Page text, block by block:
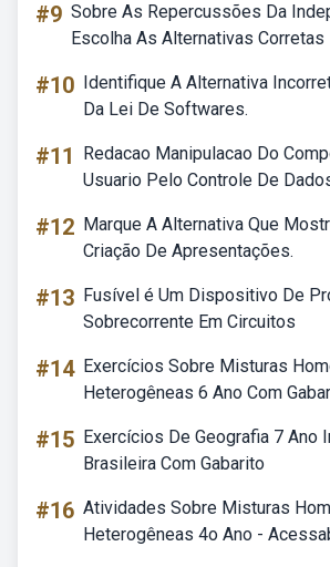
#9 Sobre As Repercussões Da
Escolha As Alternativas Corretas
#10 Identifique A Alternativa
Da Lei De Softwares.
#11
Redacao Manipulacao Do
Usuario Pelo Controle De
#12 Marque A Alternativa Que
Criação De Apresentações.
#13 Fusível é Um Dispositivo De
Sobrecorrente Em Circuitos
#14 Exercícios Sobre Misturas
Heterogêneas 6 Ano Com
#15 Exercícios De Geografia 7 Ano
Brasileira Com Gabarito
#16 Atividades Sobre Misturas
Heterogêneas 4o Ano -